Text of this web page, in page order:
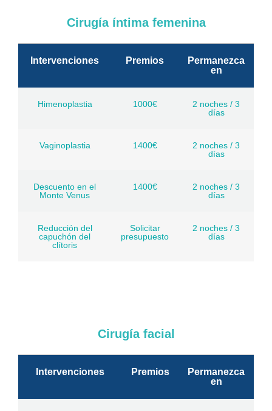
Cirugía íntima femenina
Intervenciones Premios
Permanezca
en
Himenoplastia 1000€
2 noches / 3
días
Vaginoplastia 1400€
2 noches / 3
días
Descuento en el
Monte Venus
1400€
2 noches / 3
días
Reducción del
capuchón del
clítoris
Solicitar
presupuesto
2 noches / 3
días
Cirugía facial
Intervenciones Premios
Permanezca
en